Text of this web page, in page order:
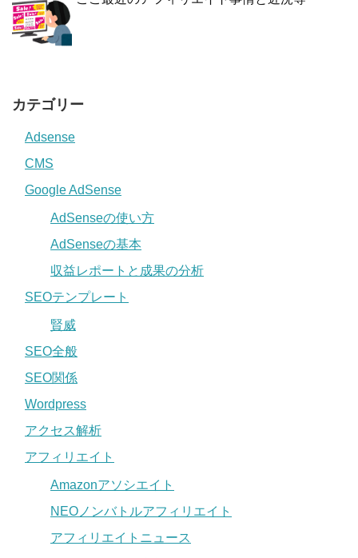
カテゴリー
Adsense
CMS
Google AdSense
AdSenseの使い方
AdSenseの基本
収益レポートと成果の分析
SEOテンプレート
賢威
SEO全般
SEO関係
Wordpress
アクセス解析
アフィリエイト
Amazonアソシエイト
NEOノンバトルアフィリエイト
アフィリエイトニュース